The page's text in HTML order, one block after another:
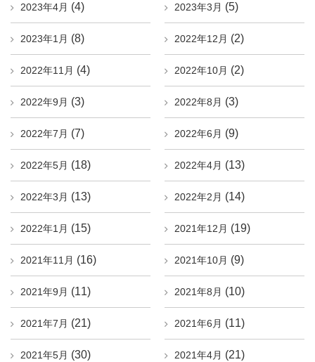
2023年4月 (4) 2023年3月 (5)
2023年1月 (8) 2022年12月 (2)
2022年11月 (4) 2022年10月 (2)
2022年9月 (3) 2022年8月 (3)
2022年7月 (7) 2022年6月 (9)
2022年5月 (18) 2022年4月 (13)
2022年3月 (13) 2022年2月 (14)
2022年1月 (15) 2021年12月 (19)
2021年11月 (16) 2021年10月 (9)
2021年9月 (11) 2021年8月 (10)
2021年7月 (21) 2021年6月 (11)
2021年5月 (30) 2021年4月 (21)